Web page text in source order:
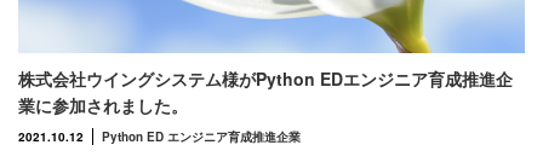
株式会社ウイングシステム様がPython EDエンジニア育成推進企
業に参加されました。
2021.10.12 Python ED エンジニア育成推進企業